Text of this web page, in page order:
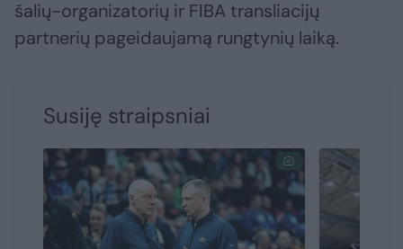
šalių-organizatorių ir FIBA ​​transliacijų
partnerių pageidaujamą rungtynių laiką.
Susiję straipsniai